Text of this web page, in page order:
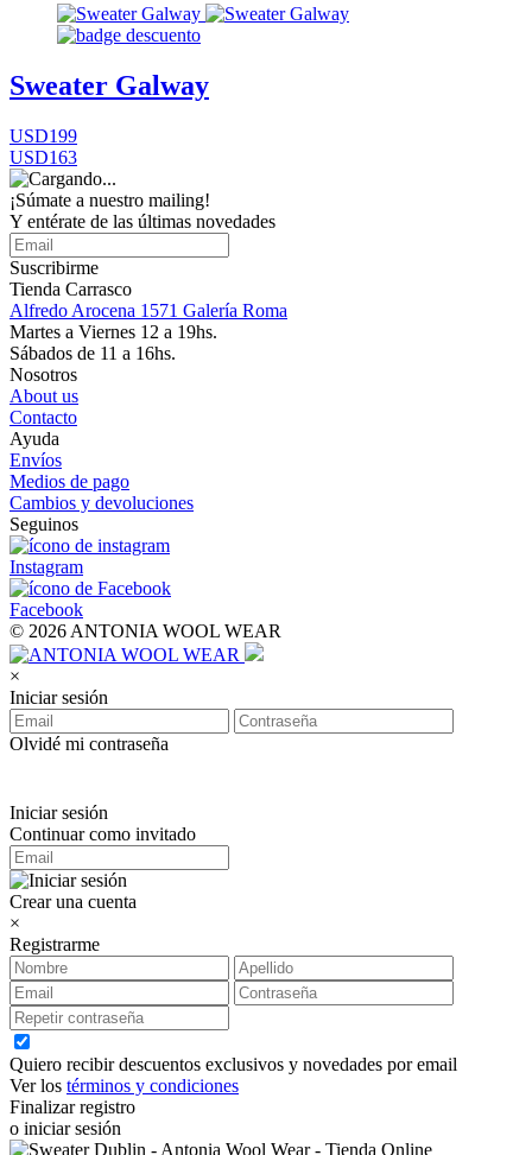
Sweater Galway
USD199
USD163
¡Súmate a nuestro mailing!
Y entérate de las últimas novedades
Suscribirme
Tienda Carrasco
Alfredo Arocena 1571 Galería Roma
Martes a Viernes 12 a 19hs.
Sábados de 11 a 16hs.
Nosotros
About us
Contacto
Ayuda
Envíos
Medios de pago
Cambios y devoluciones
Seguinos
Instagram
Facebook
© 2026 ANTONIA WOOL WEAR
×
Iniciar sesión
Olvidé mi contraseña
Iniciar sesión
Continuar como invitado
Crear una cuenta
×
Registrarme
Quiero recibir descuentos exclusivos y novedades por email
Ver los términos y condiciones
Finalizar registro
o iniciar sesión